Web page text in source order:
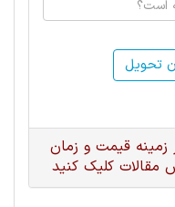
تحویل
زمینه قیمت و زمان
کلیک کنید